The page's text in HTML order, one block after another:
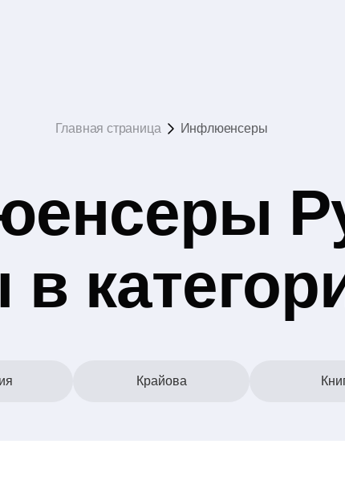
Главная страница Инфлюенсеры
Крайова